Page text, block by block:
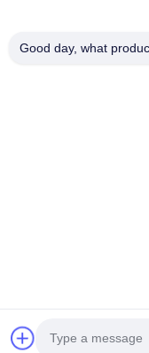
कारखाने का दौरा
©2017- GUANGZHOU
Good day, what